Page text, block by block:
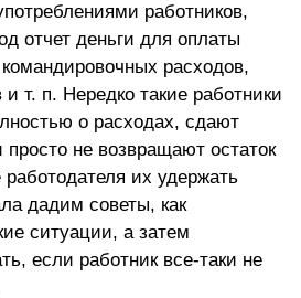
работников,
отчет деньги для оплаты
расходов,
и т. п. Нередко такие работники
о расходах, сдают
не возвращают остаток
работодателя их удержать
дадим советы, как
ситуации, а затем
если работник все-таки не